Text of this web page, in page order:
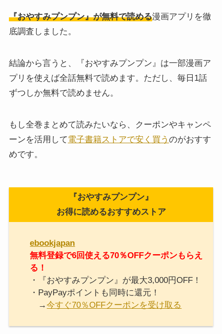
『おやすみプンプン』が無料で読める漫画アプリを徹
底調査しました。
結論から言うと、『おやすみプンプン』は一部漫画ア
プリを使えば全話無料で読めます。ただし、毎日1話
ずつしか無料で読めません。
もし全巻まとめて読みたいなら、クーポンやキャンペ
ーンを活用して電子書籍ストアで安く買う のがおすす
めです。
『おやすみプンプン』
お得に読めるおすすめストア
ebookjapan
無料登録で6回使える70％OFFクーポンもらえ
る！
・『おやすみプンプン』が最大3,000円OFF！
・PayPayポイントも同時に還元！
→今すぐ70％OFFクーポンを受け取る